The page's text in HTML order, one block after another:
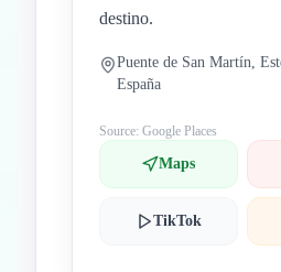
destino.
Puente de San Martín,
España
Source: Google Places
Maps
TikTok